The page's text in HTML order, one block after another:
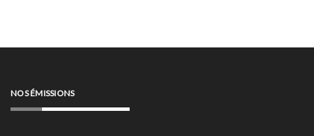
NOS ÉMISSIONS